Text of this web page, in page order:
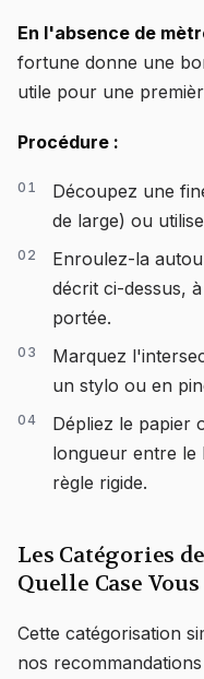
En l'absence de
fortune donne une
utile pour une
Procédure :
Découpez une
de large) ou
Enroulez-la
décrit ci-dessus,
portée.
Marquez
un stylo ou en
Dépliez le papier
longueur entre le
règle rigide.
Les Catégories
Quelle Case
Cette catégorisation
nos